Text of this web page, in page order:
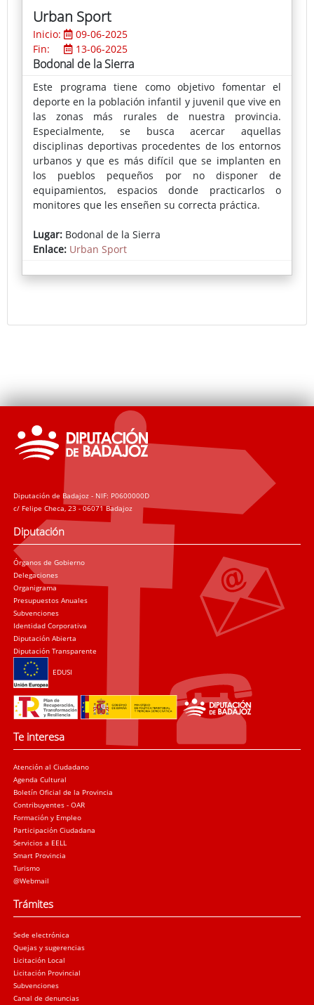
Urban Sport
Inicio:
09-06-2025
Fin:
13-06-2025
Bodonal de la Sierra
Este programa tiene como objetivo fomentar el
deporte en la población infantil y juvenil que vive en
las zonas más rurales de nuestra provincia.
Especialmente, se busca acercar aquellas
disciplinas deportivas procedentes de los entornos
urbanos y que es más difícil que se implanten en
los pueblos pequeños por no disponer de
equipamientos, espacios donde practicarlos o
monitores que les enseñen su correcta práctica.
En cada localidad se instala una pista deportiva
portátil donde se puede practicar skate, voleibol,
actividades muy demandadas por los más jóvenes.
Lugar: Bodonal de la Sierra
Enlace: Urban Sport
Diputación de Badajoz - NIF: P0600000D
c/ Felipe Checa, 23 - 06071 Badajoz
Diputación
Órganos de Gobierno
Delegaciones
Organigrama
Presupuestos Anuales
Subvenciones
Identidad Corporativa
Diputación Abierta
Diputación Transparente
EDUSI
Te interesa
Atención al Ciudadano
Agenda Cultural
Boletín Oficial de la Provincia
Contribuyentes - OAR
Formación y Empleo
Participación Ciudadana
Servicios a EELL
Smart Provincia
Turismo
@Webmail
Trámites
Sede electrónica
Quejas y sugerencias
Licitación Local
Licitación Provincial
Subvenciones
Canal de denuncias